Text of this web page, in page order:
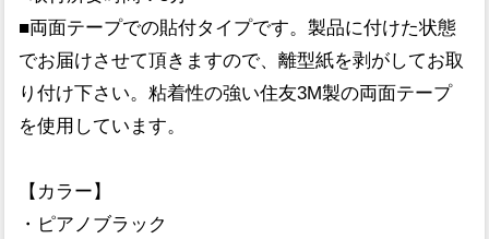
■両面テープでの貼付タイプです。製品に付けた状態
でお届けさせて頂きますので、離型紙を剥がしてお取
り付け下さい。粘着性の強い住友3M製の両面テープ
を使用しています。
【カラー】
・ピアノブラック